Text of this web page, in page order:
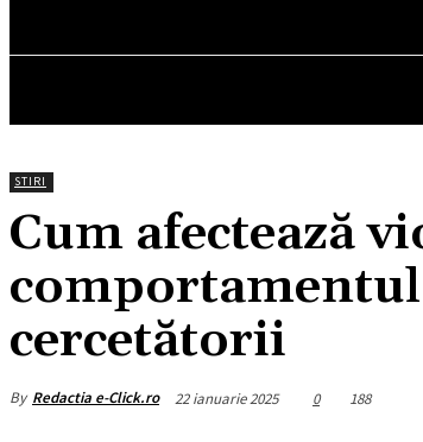
STIRI
Cum afectează
comportamentul
cercetătorii
By Redactia e-Click.ro 22 ianuarie 2025 0 188